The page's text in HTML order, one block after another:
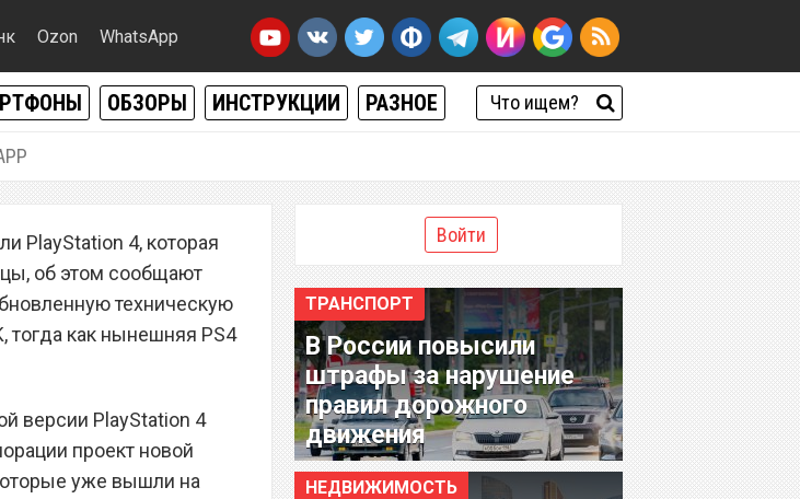
Ozon WhatsApp
ОБЗОРЫ ИНСТРУКЦИИ РАЗНОЕ
версией
PlayStation 4, которая
об этом сообщают
техническую
тогда как нынешняя PS4
версии PlayStation 4
проект новой
уже вышли на
Войти
ТРАНСПОРТ
В России повысили
штрафы за нарушение
правил дорожного
движения
НЕДВИЖИМОСТЬ